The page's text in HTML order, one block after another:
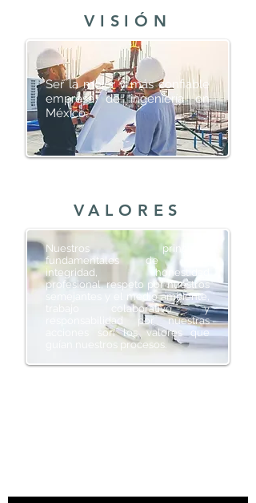
VISIÓN
Ser la mejor y más confiable
empresa de ingeniería en
México.
VALORES
Nuestros principios
fundamentales de ética,
integridad, honestidad
profesional, respeto por nuestros
semejantes y el medio ambiente,
trabajo colaborativo y
responsabilidad por nuestras
acciones son los valores que
guían nuestros procesos.